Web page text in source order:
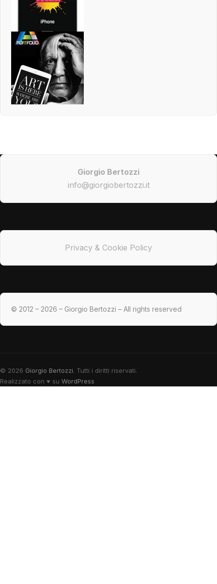
Giorgio Bertozzi
info@giorgiobertozzi.it
Privacy & Cookie Policy
© 2012 – 2026 – Giorgio Bertozzi – All rights reserved
© 2026 Giorgio Bertozzi. Tutti i diritti riservati.
Realizzato con ♥ su WordPress